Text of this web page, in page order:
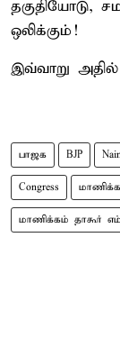
தகுதியோடு,
ஒலிக்கும்!
இவ்வாறு அதில்
பாஜக BJP
Congress
மாணிக்கம் தாகூர்